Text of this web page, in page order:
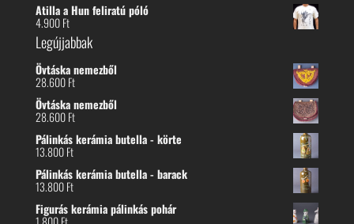
Atilla a Hun feliratú póló
4.900Ft
Legújjabbak
Övtáska nemezből
28.600Ft
Övtáska nemezből
28.600Ft
Pálinkás kerámia butella - körte
13.800Ft
Pálinkás kerámia butella - barack
13.800Ft
Figurás kerámia pálinkás pohár